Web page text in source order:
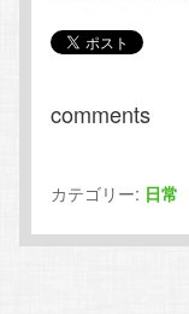
comments
カテゴリー: 日常